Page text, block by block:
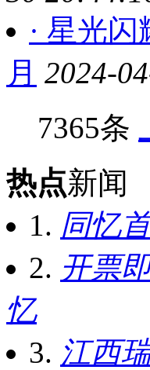
· 星光
月 2024-
7365条
热点新闻
1. 同忆
2. 开票
忆
3. 江西